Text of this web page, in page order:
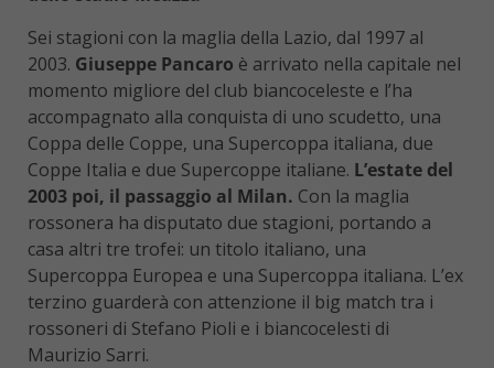
Sei stagioni con la maglia della Lazio, dal 1997 al
2003. Giuseppe Pancaro è arrivato nella capitale nel
momento migliore del club biancoceleste e l’ha
accompagnato alla conquista di uno scudetto, una
Coppa delle Coppe, una Supercoppa italiana, due
Coppe Italia e due Supercoppe italiane. L’estate del
2003 poi, il passaggio al Milan. Con la maglia
rossonera ha disputato due stagioni, portando a
casa altri tre trofei: un titolo italiano, una
Supercoppa Europea e una Supercoppa italiana. L’ex
terzino guarderà con attenzione il big match tra i
rossoneri di Stefano Pioli e i biancocelesti di
Maurizio Sarri.